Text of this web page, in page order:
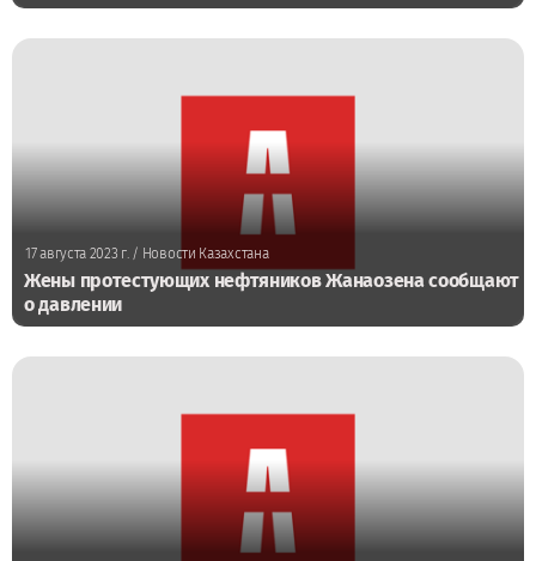
17 августа 2023 г./ Новости Казахстана
Жены протестующих нефтяников Жанаозена сообщают
о давлении